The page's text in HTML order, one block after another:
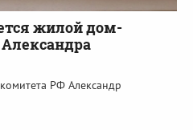
жилой дом-
РФ Александр